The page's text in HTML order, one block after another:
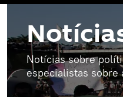
Notícias sobre
especialistas sobre